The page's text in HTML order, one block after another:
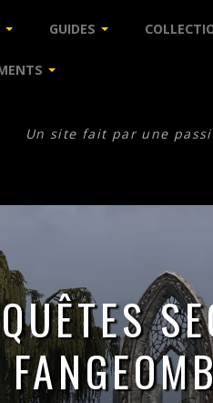
Un site fait par une
GUIDES